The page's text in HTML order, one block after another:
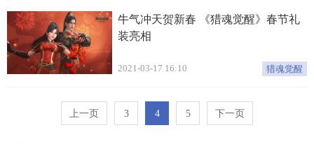
牛气冲天贺新春 《猎魂觉醒》春节礼
装亮相
2021-03-17 16:10 猎魂觉醒
上一页 3 4 5 下一页